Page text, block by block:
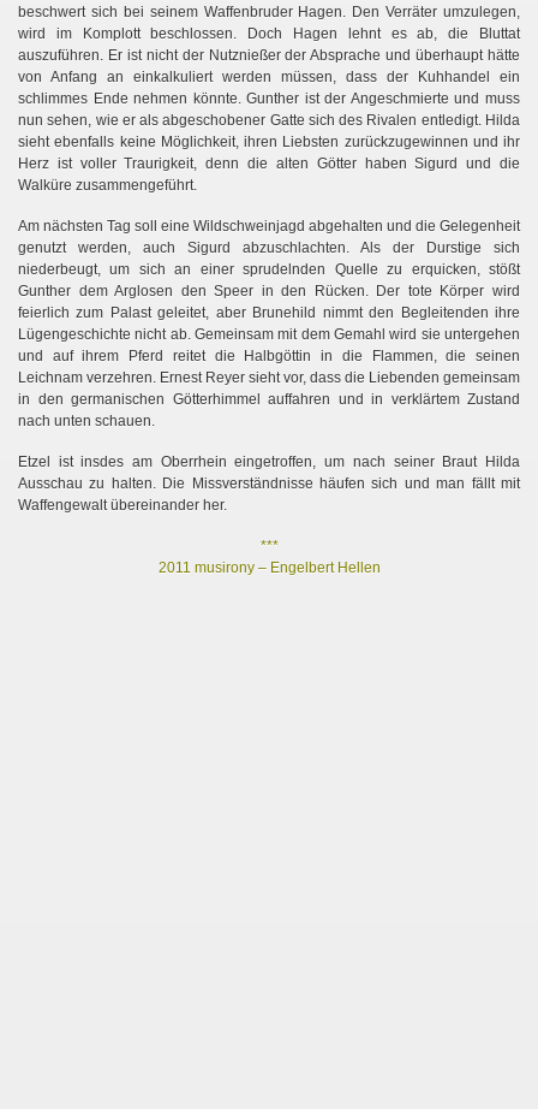
beschwert sich bei seinem Waffenbruder Hagen. Den Verräter umzulegen,
wird im Komplott beschlossen. Doch Hagen lehnt es ab, die Bluttat
auszuführen. Er ist nicht der Nutznießer der Absprache und überhaupt hätte
von Anfang an einkalkuliert werden müssen, dass der Kuhhandel ein
schlimmes Ende nehmen könnte. Gunther ist der Angeschmierte und muss
nun sehen, wie er als abgeschobener Gatte sich des Rivalen entledigt. Hilda
sieht ebenfalls keine Möglichkeit, ihren Liebsten zurückzugewinnen und ihr
Herz ist voller Traurigkeit, denn die alten Götter haben Sigurd und die
Walküre zusammengeführt.
Am nächsten Tag soll eine Wildschweinjagd abgehalten und die Gelegenheit
genutzt werden, auch Sigurd abzuschlachten. Als der Durstige sich
niederbeugt, um sich an einer sprudelnden Quelle zu erquicken, stößt
Gunther dem Arglosen den Speer in den Rücken. Der tote Körper wird
feierlich zum Palast geleitet, aber Brunehild nimmt den Begleitenden ihre
Lügengeschichte nicht ab. Gemeinsam mit dem Gemahl wird sie untergehen
und auf ihrem Pferd reitet die Halbgöttin in die Flammen, die seinen
Leichnam verzehren. Ernest Reyer sieht vor, dass die Liebenden gemeinsam
in den germanischen Götterhimmel auffahren und in verklärtem Zustand
nach unten schauen.
Etzel ist insdes am Oberrhein eingetroffen, um nach seiner Braut Hilda
Ausschau zu halten. Die Missverständnisse häufen sich und man fällt mit
Waffengewalt übereinander her.
***
2011 musirony – Engelbert Hellen